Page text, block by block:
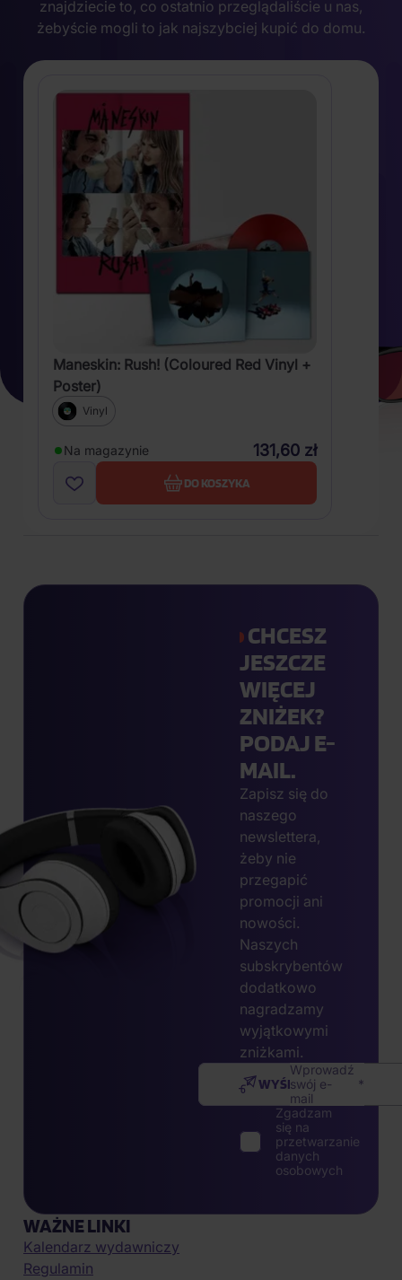
znajdziecie to, co ostatnio przeglądaliście u nas,
żebyście mogli to jak najszybciej kupić do domu.
Maneskin: Rush! (Coloured Red Vinyl +
Poster)
Vinyl
Na magazynie 131,60 zł
DO KOSZYKA
CHCESZ
JESZCZE
WIĘCEJ
ZNIŻEK?
PODAJ E-
MAIL.
Zapisz się do
naszego
newslettera,
żeby nie
przegapić
promocji ani
nowości.
Naszych
subskrybentów
dodatkowo
nagradzamy
wyjątkowymi
zniżkami.
Wprowadź
swój e-
mail
WYŚLIJ
Zgadzam
się na
przetwarzanie
danych
osobowych
WAŻNE LINKI
Kalendarz wydawniczy
Regulamin